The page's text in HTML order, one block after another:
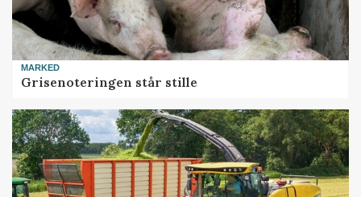
MARKED
Grisenoteringen står stille